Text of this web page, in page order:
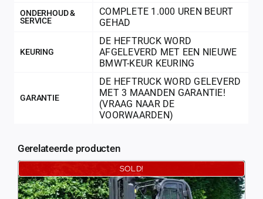
ONDERHOUD &
SERVICE
COMPLETE 1.000 UREN BEURT
GEHAD
KEURING
DE HEFTRUCK WORD
AFGELEVERD MET EEN NIEUWE
BMWT-KEUR KEURING
GARANTIE
DE HEFTRUCK WORD GELEVERD
MET 3 MAANDEN GARANTIE!
(VRAAG NAAR DE
VOORWAARDEN)
Gerelateerde producten
SOLD!